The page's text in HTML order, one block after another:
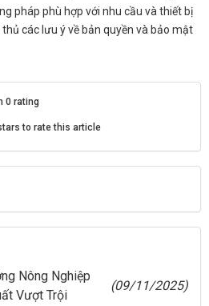
pháp phù hợp với nhu cầu và thiết bị
các lưu ý về bản quyền và bảo mật
0 rating
to rate this article
Nông Nghiệp
Vượt Trội
(09/11/2025)